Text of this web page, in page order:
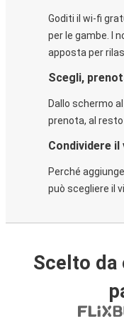
Goditi il wi-fi
per le gambe. I
apposta per
Scegli,
Dallo schermo
prenota, al resto
Condividere il
Perché
può scegliere il
Scelto da